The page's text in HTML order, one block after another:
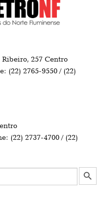
Ribeiro, 257 Centro
(22) 2765-9550 / (22)
(22) 2737-4700 / (22)
Search Button